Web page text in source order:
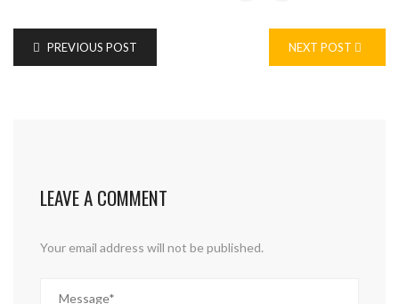
PREVIOUS POST NEXT POST
LEAVE A COMMENT
Your email address will not be published.